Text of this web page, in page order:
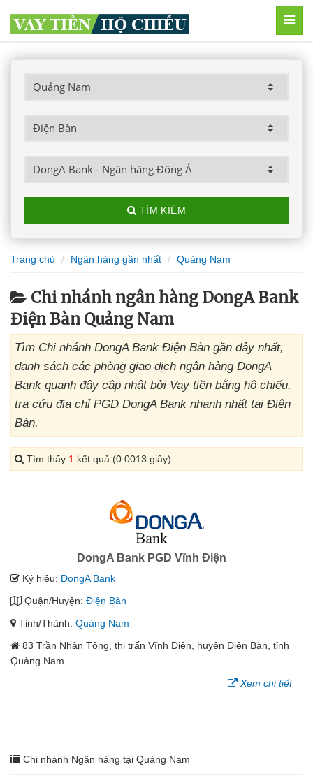
TÌM KIẾM
Trang chủ Ngân hàng gần nhất Quảng Nam
Chi nhánh ngân hàng DongA Bank
Điện Bàn Quảng Nam
Tìm Chi nhánh DongA Bank Điện Bàn gần đây nhất,
danh sách các phòng giao dịch ngân hàng DongA
Bank quanh đây cập nhật bởi Vay tiền bằng hộ chiếu,
tra cứu địa chỉ PGD DongA Bank nhanh nhất tại Điện
Bàn.
Tìm thấy 1 kết quả (0.0013 giây)
DongA Bank PGD Vĩnh Điện
Ký hiệu: DongA Bank
Quận/Huyện: Điện Bàn
Tỉnh/Thành: Quảng Nam
83 Trần Nhân Tông, thị trấn Vĩnh Điện, huyện Điện Bàn, tỉnh
Quảng Nam
Xem chi tiết
Chi nhánh Ngân hàng tại Quảng Nam